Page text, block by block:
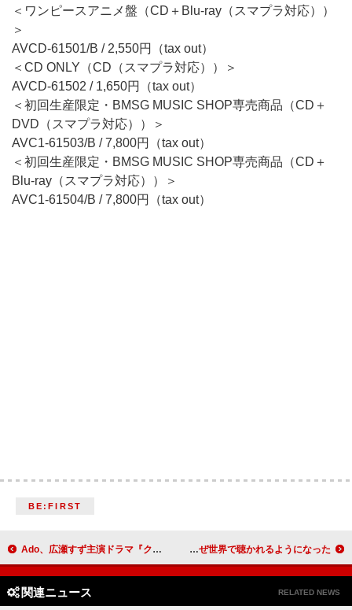
＜ワンピースアニメ盤（CD＋Blu-ray（スマプラ対応））
＞
AVCD-61501/B / 2,550円（tax out）
＜CD ONLY（CD（スマプラ対応））＞
AVCD-61502 / 1,650円（tax out）
＜初回生産限定・BMSG MUSIC SHOP専売商品（CD＋
DVD（スマプラ対応））＞
AVC1-61503/B / 7,800円（tax out）
＜初回生産限定・BMSG MUSIC SHOP専売商品（CD＋
Blu-ray（スマプラ対応））＞
AVC1-61504/B / 7,800円（tax out）
BE:FIRST
Ado、広瀬すず主演ドラマ『クジャクのダンス、誰が見た？』主題歌を担当 Creepy Nuts「Bling-Bang-Bang-Born」はなぜ世界で聴かれるようになった？
関連ニュース RELATED NEWS